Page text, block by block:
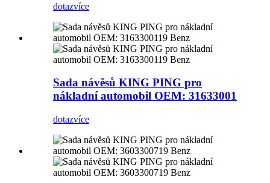
dotazvíce
Sada návěsů KING PING pro
nákladní automobil OEM: 31633001
dotazvíce